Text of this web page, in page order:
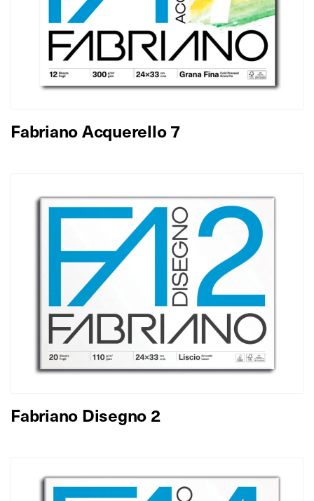
Fabriano Acquerello 7
Fabriano Disegno 2